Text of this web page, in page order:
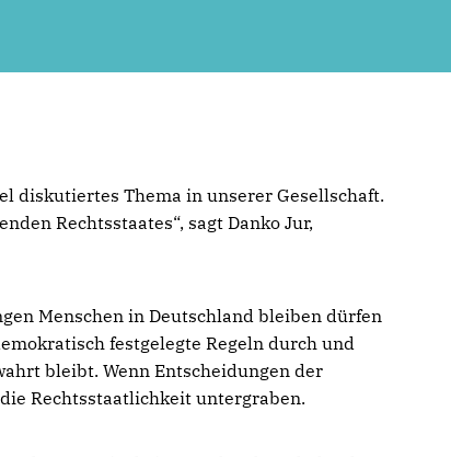
diskutiertes Thema in unserer Gesellschaft.
Rechtsstaates“, sagt Danko Jur,
Menschen in Deutschland bleiben dürfen
festgelegte Regeln durch und
bleibt. Wenn Entscheidungen der
Rechtsstaatlichkeit untergraben.